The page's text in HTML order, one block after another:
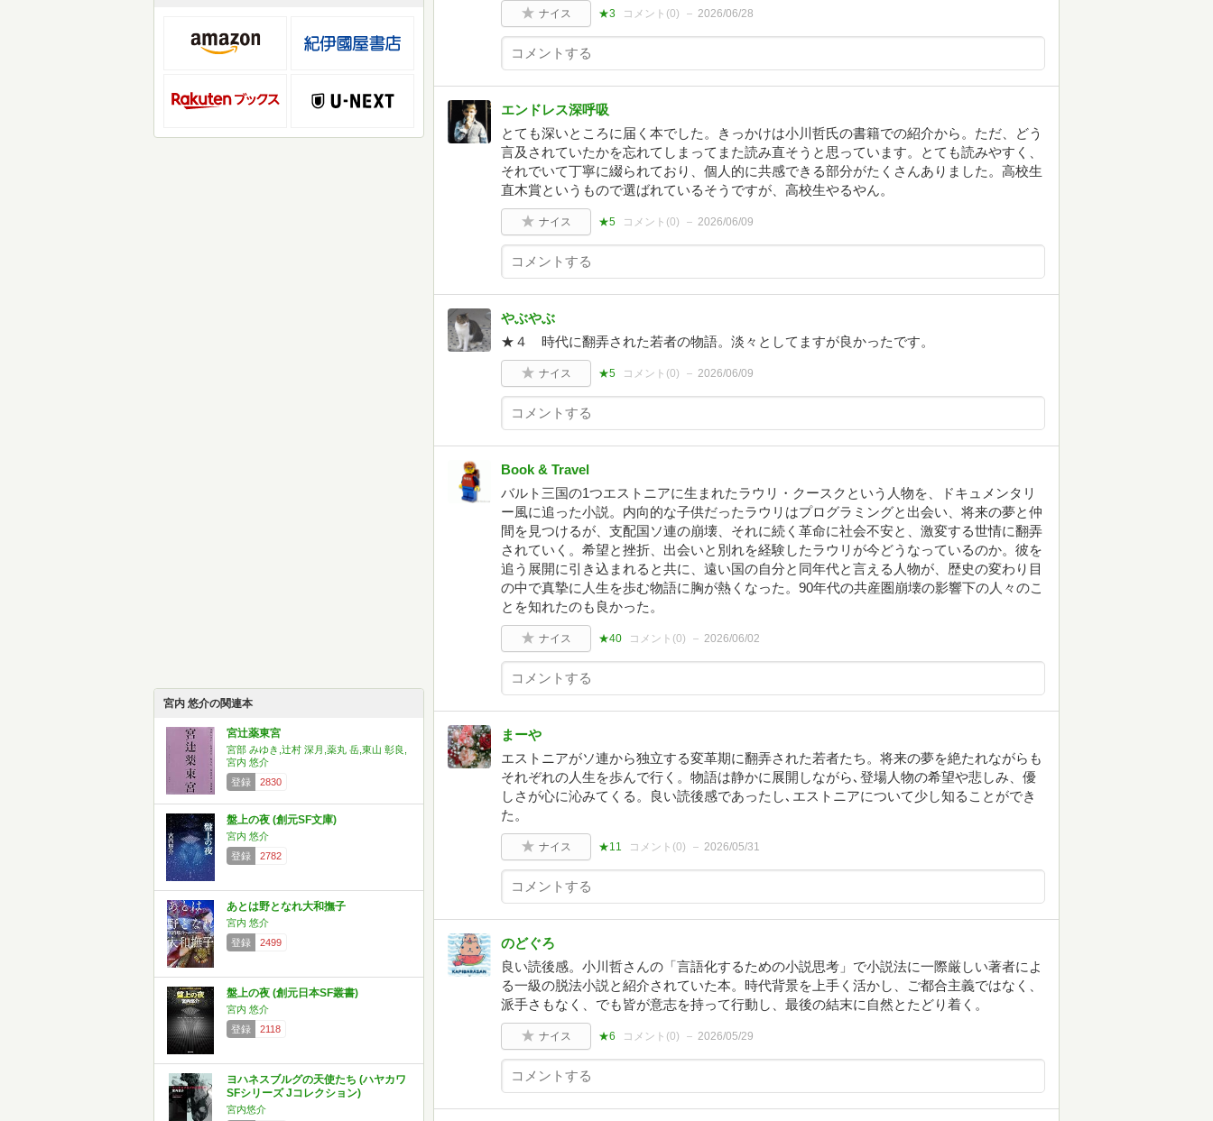
宮内 悠介の関連本
宮辻薬東宮
宮部 みゆき,辻村 深月,薬丸 岳,東山 彰良,
宮内 悠介
登録
2830
盤上の夜 (創元SF文庫)
宮内 悠介
登録
2782
あとは野となれ大和撫子
宮内 悠介
登録
2499
盤上の夜 (創元日本SF叢書)
宮内 悠介
登録
2118
ヨハネスブルグの天使たち (ハヤカワ
SFシリーズ Jコレクション)
宮内悠介
ナイス ★3 コメント(0) 2026/06/28
エンドレス深呼吸
とても深いところに届く本でした。きっかけは小川哲氏の書籍での紹介から。ただ、どう
言及されていたかを忘れてしまってまた読み直そうと思っています。とても読みやすく、
それでいて丁寧に綴られており、個人的に共感できる部分がたくさんありました。高校生
直木賞というもので選ばれているそうですが、高校生やるやん。
ナイス ★5 コメント(0) 2026/06/09
やぶやぶ
★４ 時代に翻弄された若者の物語。淡々としてますが良かったです。
ナイス ★5 コメント(0) 2026/06/09
Book & Travel
バルト三国の1つエストニアに生まれたラウリ・クースクという人物を、ドキュメンタリ
ー風に追った小説。内向的な子供だったラウリはプログラミングと出会い、将来の夢と仲
間を見つけるが、支配国ソ連の崩壊、それに続く革命に社会不安と、激変する世情に翻弄
されていく。希望と挫折、出会いと別れを経験したラウリが今どうなっているのか。彼を
追う展開に引き込まれると共に、遠い国の自分と同年代と言える人物が、歴史の変わり目
の中で真摯に人生を歩む物語に胸が熱くなった。90年代の共産圏崩壊の影響下の人々のこ
とを知れたのも良かった。
ナイス ★40 コメント(0) 2026/06/02
まーや
エストニアがソ連から独立する変革期に翻弄された若者たち。将来の夢を絶たれながらも
それぞれの人生を歩んで行く。物語は静かに展開しながら､登場人物の希望や悲しみ、優
しさが心に沁みてくる。良い読後感であったし､エストニアについて少し知ることができ
た。
ナイス ★11 コメント(0) 2026/05/31
のどぐろ
良い読後感。小川哲さんの「言語化するための小説思考」で小説法に一際厳しい著者によ
る一級の脱法小説と紹介されていた本。時代背景を上手く活かし、ご都合主義ではなく、
派手さもなく、でも皆が意志を持って行動し、最後の結末に自然とたどり着く。
ナイス ★6 コメント(0) 2026/05/29